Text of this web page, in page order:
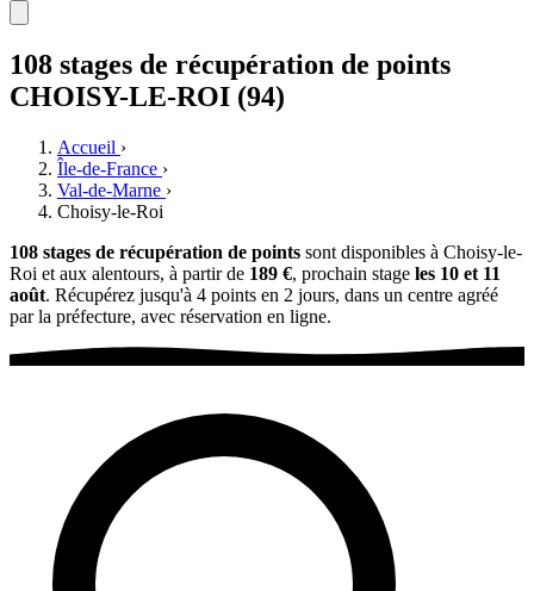
108 stages de récupération de points
CHOISY-LE-ROI (94)
Accueil ›
Île-de-France ›
Val-de-Marne ›
Choisy-le-Roi
108 stages de récupération de points sont disponibles à Choisy-le-
Roi et aux alentours, à partir de 189 €, prochain stage les 10 et 11
août. Récupérez jusqu'à 4 points en 2 jours, dans un centre agréé
par la préfecture, avec réservation en ligne.